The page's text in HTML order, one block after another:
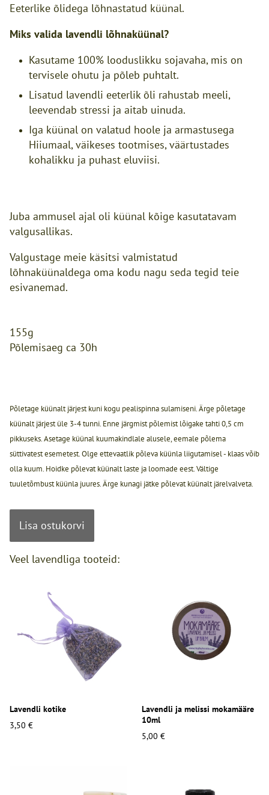
Eeterlike õlidega lõhnastatud küünal.
Miks valida lavendli lõhnaküünal?
Kasutame 100% looduslikku sojavaha, mis on
tervisele ohutu ja põleb puhtalt.
Lisatud lavendli eeterlik õli rahustab meeli,
leevendab stressi ja aitab uinuda.
Iga küünal on valatud hoole ja armastusega
Hiiumaal, väikeses tootmises, väärtustades
kohalikku ja puhast eluviisi.
Juba ammusel ajal oli küünal kõige kasutatavam
valgusallikas.
Valgustage meie käsitsi valmistatud
lõhnaküünaldega oma kodu nagu seda tegid teie
esivanemad.
155g
Põlemisaeg ca 30h
Põletage küünalt järjest kuni kogu pealispinna sulamiseni. Ärge põletage
küünalt järjest üle 3-4 tunni. Enne järgmist põlemist lõigake tahti 0,5 cm
pikkuseks. Asetage küünal kuumakindlale alusele, eemale põlema
süttivatest esemetest. Olge ettevaatlik põleva küünla liigutamisel - klaas võib
olla kuum. Hoidke põlevat küünalt laste ja loomade eest. Vältige
tuuletõmbust küünla juures. Ärge kunagi jätke põlevat küünalt järelvalveta.
Lisa ostukorvi
Veel lavendliga tooteid:
Lavendli kotike
3,50 €
Lavendli ja melissi mokamääre
10ml
5,00 €